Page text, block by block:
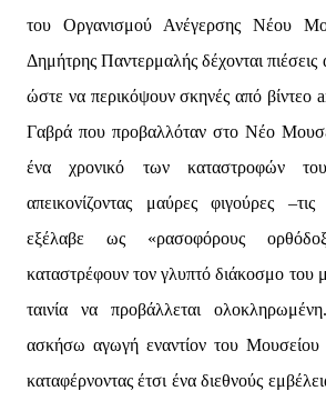
του Οργανισμού Ανέγερσης Νέου
Δημήτρης Παντερμαλής δέχονται
ώστε να περικόψουν σκηνές από βίντεο
Γαβρά που προβαλλόταν στο Νέο
ένα χρονικό των καταστροφών
απεικονίζοντας μαύρες φιγούρες
εξέλαβε ως «ρασοφόρους
καταστρέφουν τον γλυπτό διάκοσμο του
ταινία να προβάλλεται
ασκήσω αγωγή εναντίον του
καταφέρνοντας έτσι ένα διεθνούς